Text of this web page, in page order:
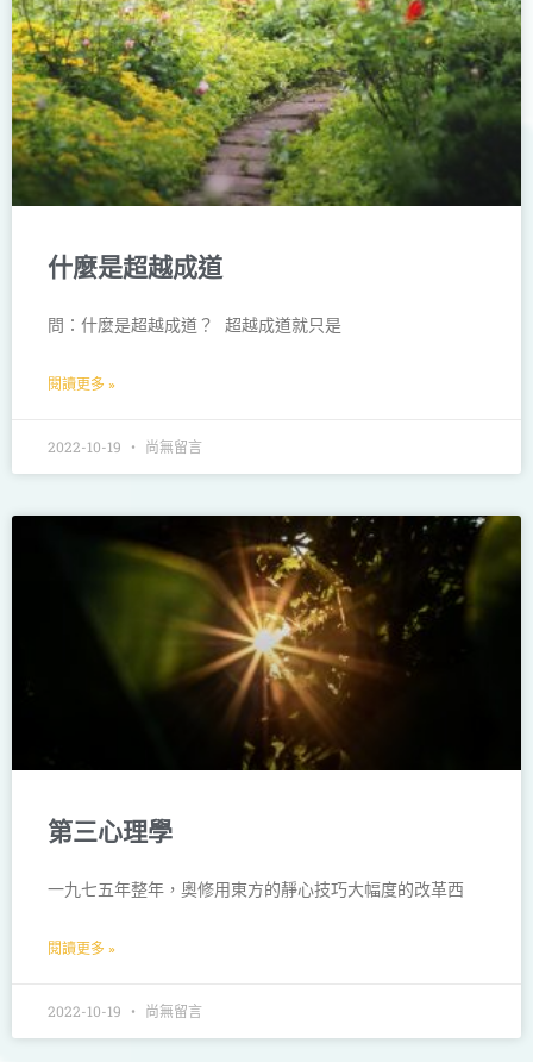
什麼是超越成道
問：什麼是超越成道？ 超越成道就只是
閱讀更多 »
2022-10-19 尚無留言
第三心理學
一九七五年整年，奧修用東方的靜心技巧大幅度的改革西
閱讀更多 »
2022-10-19 尚無留言